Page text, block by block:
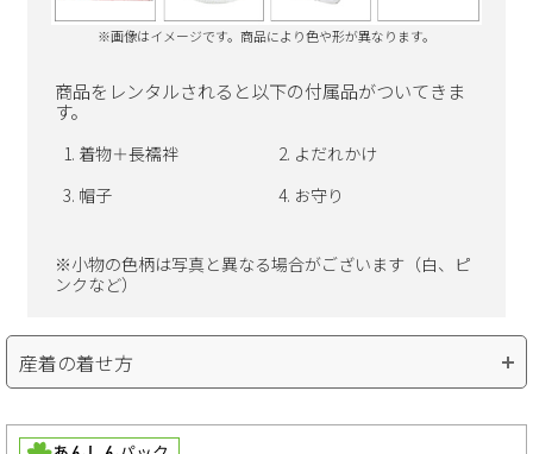
※画像はイメージです。商品により色や形が異なります。
商品をレンタルされると以下の付属品がついてきま
す。
着物＋長襦袢
よだれかけ
帽子
お守り
※小物の色柄は写真と異なる場合がございます（白、ピ
ンクなど）
産着の着せ方